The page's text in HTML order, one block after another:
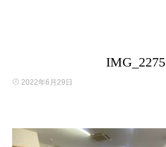
IMG_2275
2022年6月29日